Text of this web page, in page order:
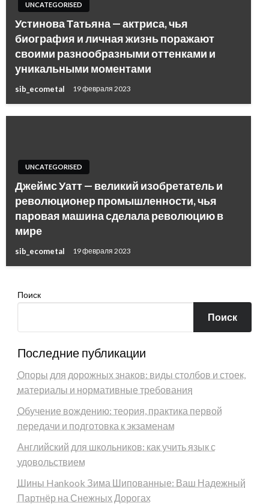
UNCATEGORISED
Устинова Татьяна — актриса, чья
биография и личная жизнь поражают
своими разнообразными оттенками и
уникальными моментами
sib_ecometal 19 февраля 2023
UNCATEGORISED
Джеймс Уатт — великий изобретатель и
революционер промышленности, чья
паровая машина сделала революцию в
мире
sib_ecometal 19 февраля 2023
Поиск
Поиск
Последние публикации
Опоры для дорожных знаков: виды столбов и стоек,
материалы и нормативные требования
Обучение вождению: теория, практика первой
передачи и подготовка к экзаменам
Английский для школьников: как учить язык с
удовольствием
Шины Hankook Зима Шипованные: Ваш Надежный
Партнёр на Снежных Дорогах